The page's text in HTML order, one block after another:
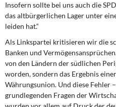
Insofern sollte bei uns auch die
das altbürgerlichen Lager unter
leiden hat.“
Als Linkspartei kritisieren wir die
Banken und
von den Ländern der südlichen
worden, sondern das Ergebnis
Währungsunion. Und diese Fehler
grundlegenden Fragen der